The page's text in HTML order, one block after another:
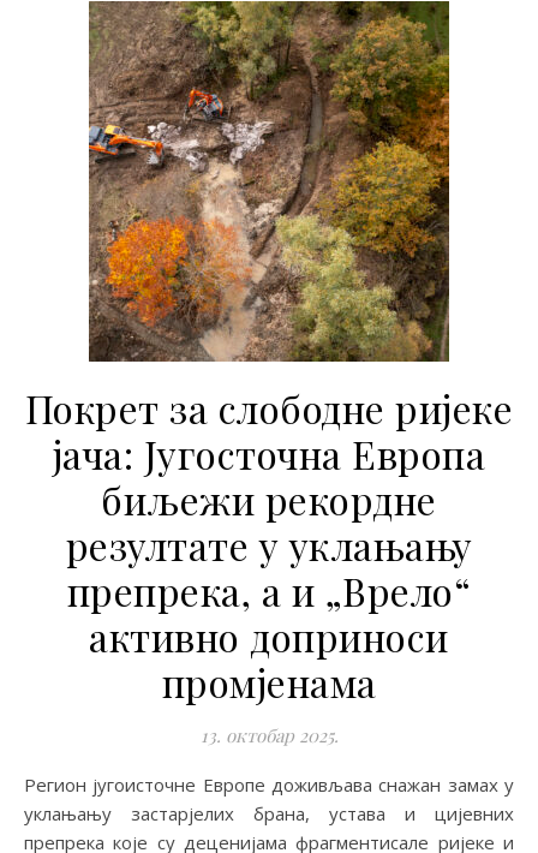
Покрет за слободне ријеке
јача: Југосточна Европа
биљежи рекордне
резултате у уклањању
препрека, а и „Врело“
активно доприноси
промјенама
13. октобар 2025.
Регион југоисточне Европе доживљава снажан замах у
уклањању застарјелих брана, устава и цијевних
препрека које су деценијама фрагментисале ријеке и